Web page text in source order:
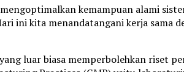
kemampuan alami
ini kita menandatangani kerja sama
luar biasa memperbolehkan riset